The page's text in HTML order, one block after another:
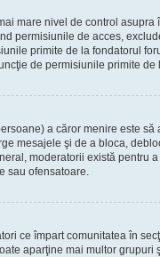
mare nivel de control asupra
permisiunile de acces,
primite de la fondatorul
de permisiunile primite de
a căror menire este
mesajele şi de a bloca,
moderatorii există pentru
sau ofensatoare.
ce împart comunitatea în
aparţine mai multor grupuri